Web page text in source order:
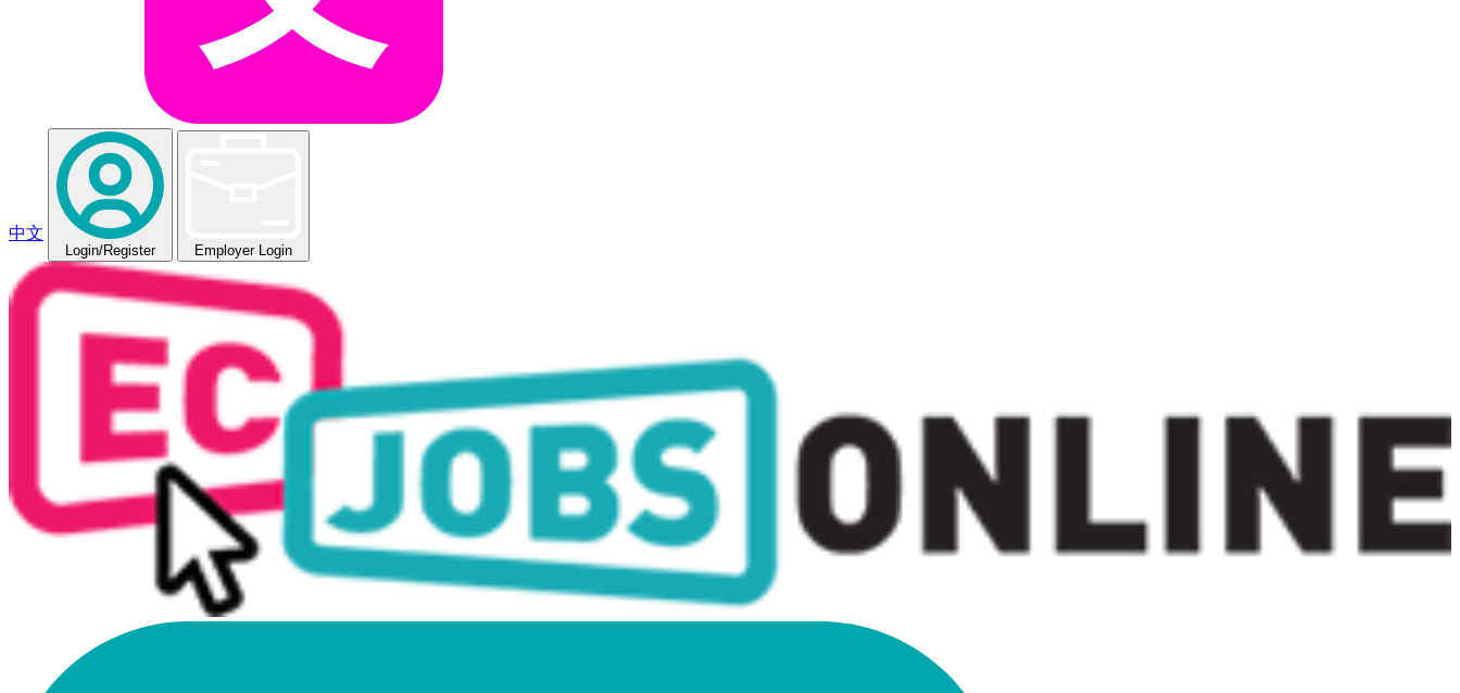
中文
Login/Register Employer Login